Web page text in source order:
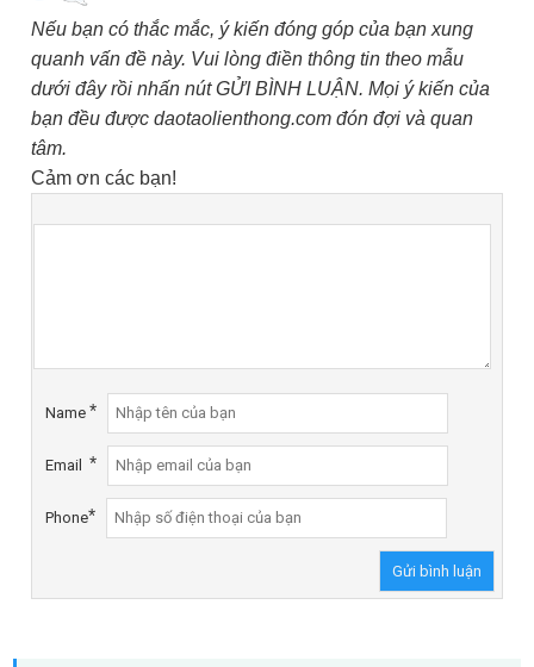
Nếu bạn có thắc mắc, ý kiến đóng góp của bạn xung
quanh vấn đề này. Vui lòng điền thông tin theo mẫu
dưới đây rồi nhấn nút GỬI BÌNH LUẬN. Mọi ý kiến của
bạn đều được daotaolienthong.com đón đợi và quan
tâm.
Cảm ơn các bạn!
Name *
Email *
Phone*